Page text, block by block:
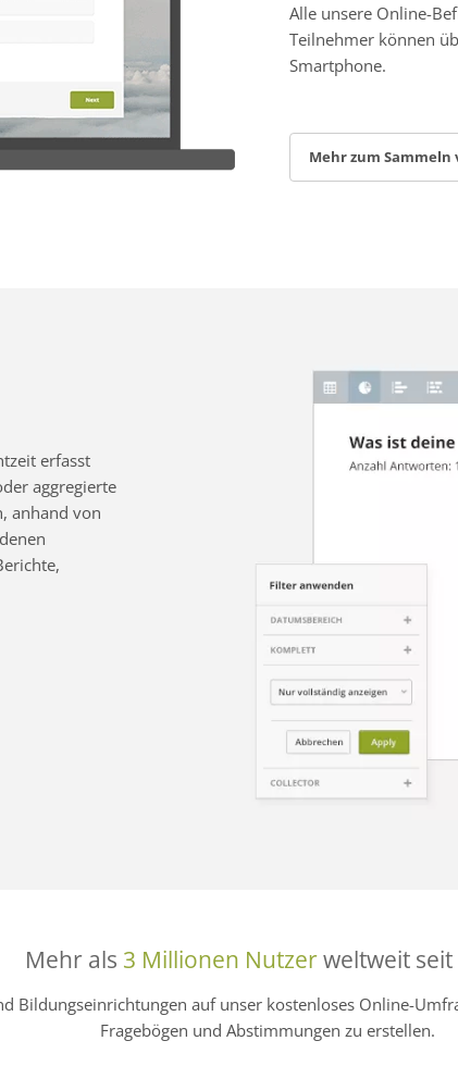
Alle unsere Online-
Teilnehmer können
Smartphone.
Mehr zum
erfasst
aggregierte
anhand von
Mehr als 3 Millionen Nutzerweltweit seit
Bildungseinrichtungen auf unser kostenloses Online-
Fragebögen und Abstimmungen zu erstellen.